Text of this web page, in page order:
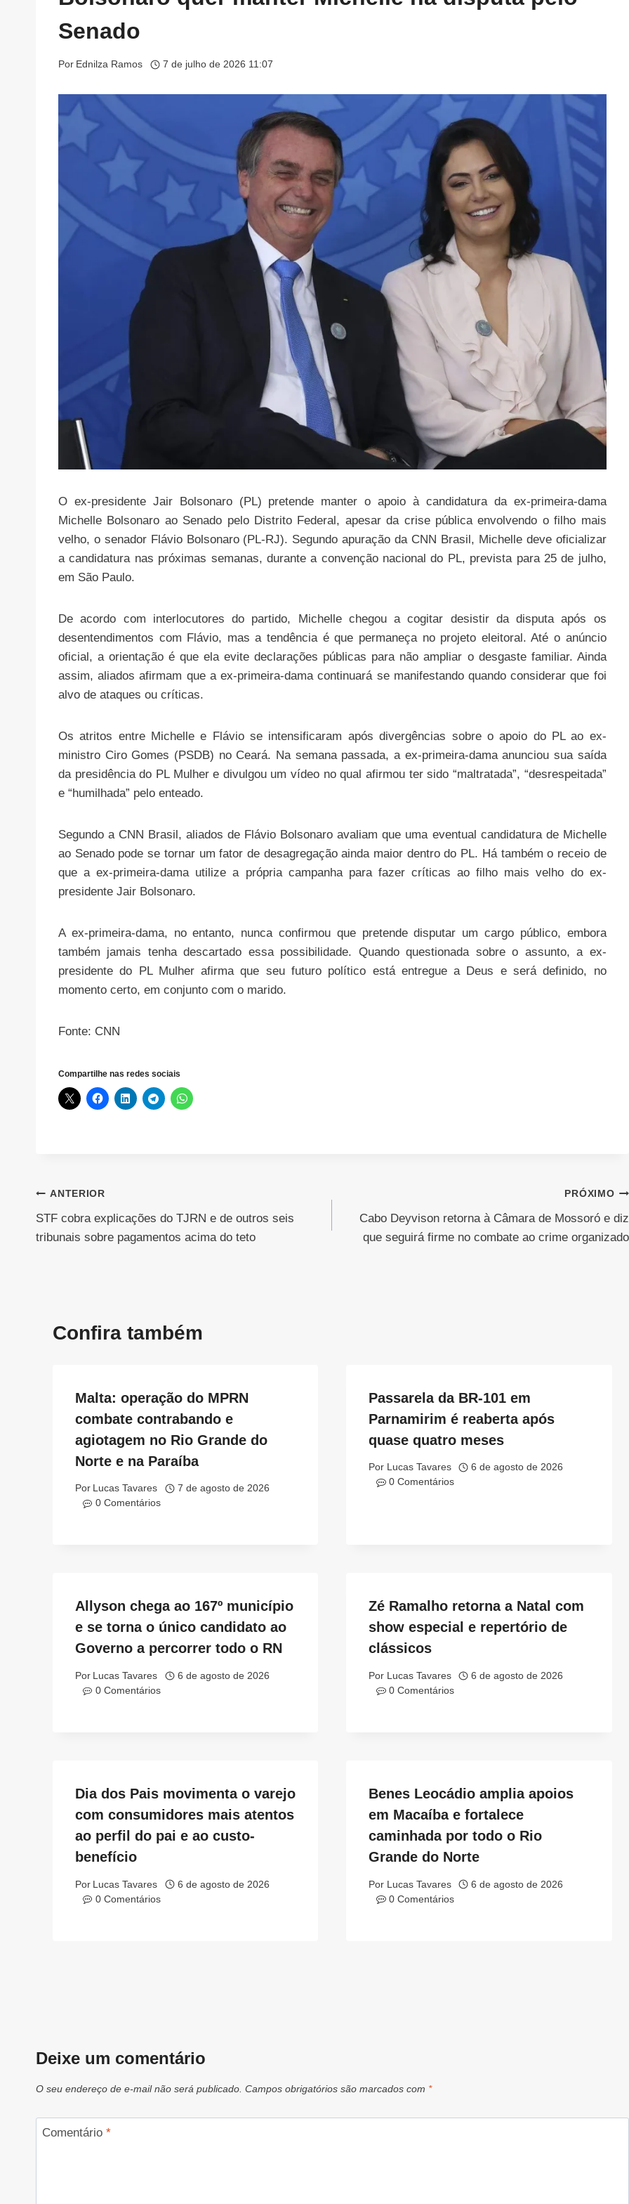
Senado
Por Ednilza Ramos 7 de julho de 2026 11:07
O ex-presidente Jair Bolsonaro (PL) pretende manter o apoio à candidatura da ex-primeira-dama
Michelle Bolsonaro ao Senado pelo Distrito Federal, apesar da crise pública envolvendo o filho mais
velho, o senador Flávio Bolsonaro (PL-RJ). Segundo apuração da CNN Brasil, Michelle deve oficializar
a candidatura nas próximas semanas, durante a convenção nacional do PL, prevista para 25 de julho,
em São Paulo.
De acordo com interlocutores do partido, Michelle chegou a cogitar desistir da disputa após os
desentendimentos com Flávio, mas a tendência é que permaneça no projeto eleitoral. Até o anúncio
oficial, a orientação é que ela evite declarações públicas para não ampliar o desgaste familiar. Ainda
assim, aliados afirmam que a ex-primeira-dama continuará se manifestando quando considerar que foi
alvo de ataques ou críticas.
Os atritos entre Michelle e Flávio se intensificaram após divergências sobre o apoio do PL ao ex-
ministro Ciro Gomes (PSDB) no Ceará. Na semana passada, a ex-primeira-dama anunciou sua saída
da presidência do PL Mulher e divulgou um vídeo no qual afirmou ter sido “maltratada”, “desrespeitada”
e “humilhada” pelo enteado.
Segundo a CNN Brasil, aliados de Flávio Bolsonaro avaliam que uma eventual candidatura de Michelle
ao Senado pode se tornar um fator de desagregação ainda maior dentro do PL. Há também o receio de
que a ex-primeira-dama utilize a própria campanha para fazer críticas ao filho mais velho do ex-
presidente Jair Bolsonaro.
A ex-primeira-dama, no entanto, nunca confirmou que pretende disputar um cargo público, embora
também jamais tenha descartado essa possibilidade. Quando questionada sobre o assunto, a ex-
presidente do PL Mulher afirma que seu futuro político está entregue a Deus e será definido, no
momento certo, em conjunto com o marido.
Fonte: CNN
Compartilhe nas redes sociais
Navegação
de
ANTERIOR
STF cobra explicações do TJRN e de outros seis
tribunais sobre pagamentos acima do teto
PRÓXIMO
Cabo Deyvison retorna à Câmara de Mossoró e diz
que seguirá firme no combate ao crime organizado
Confira também
Malta: operação do MPRN
combate contrabando e
agiotagem no Rio Grande do
Norte e na Paraíba
Por Lucas Tavares
7 de agosto de 2026
0 Comentários
Passarela da BR-101 em
Parnamirim é reaberta após
quase quatro meses
Por Lucas Tavares
6 de agosto de 2026
0 Comentários
Allyson chega ao 167º município
e se torna o único candidato ao
Governo a percorrer todo o RN
Por Lucas Tavares
6 de agosto de 2026
0 Comentários
Zé Ramalho retorna a Natal com
show especial e repertório de
clássicos
Por Lucas Tavares
6 de agosto de 2026
0 Comentários
Dia dos Pais movimenta o varejo
com consumidores mais atentos
ao perfil do pai e ao custo-
benefício
Por Lucas Tavares
6 de agosto de 2026
0 Comentários
Benes Leocádio amplia apoios
em Macaíba e fortalece
caminhada por todo o Rio
Grande do Norte
Por Lucas Tavares
6 de agosto de 2026
0 Comentários
Deixe um comentário
O seu endereço de e-mail não será publicado. Campos obrigatórios são marcados com *
Comentário *